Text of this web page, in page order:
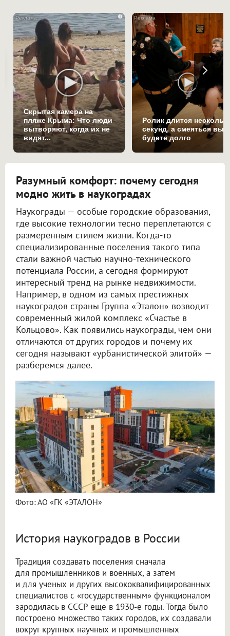
i
Скрытая камера на
пляже Крыма: Что люди
вытворяют, когда их не
видят...
Ролик длится
секунд, а смеяться вы
будете долго
Разумный комфорт: почему сегодня
модно жить в наукоградах
Наукограды — особые городские образования,
где высокие технологии тесно переплетаются с
размеренным стилем жизни. Когда-то
специализированные поселения такого типа
стали важной частью научно-технического
потенциала России, а сегодня формируют
интересный тренд на рынке недвижимости.
Например, в одном из самых престижных
наукоградов страны Группа «Эталон» возводит
современный жилой комплекс «Счастье в
Кольцово». Как появились наукограды, чем они
отличаются от других городов и почему их
сегодня называют «урбанистической элитой» —
разберемся далее.
Фото: АО «ГК «ЭТАЛОН»
История наукоградов в России
Традиция создавать поселения сначала
для промышленников и военных, а затем
и для ученых и других высококвалифицированных
специалистов с «государственным» функционалом
зародилась в СССР еще в 1930-е годы. Тогда было
построено множество таких городов, их создавали
вокруг крупных научных и промышленных